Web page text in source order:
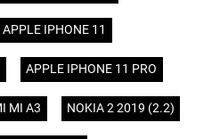
APPLE IPHONE 11
APPLE IPHONE 11 PRO
MI A3 NOKIA 2 2019 (2.2)